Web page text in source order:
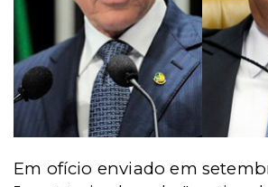
Em ofício enviado em